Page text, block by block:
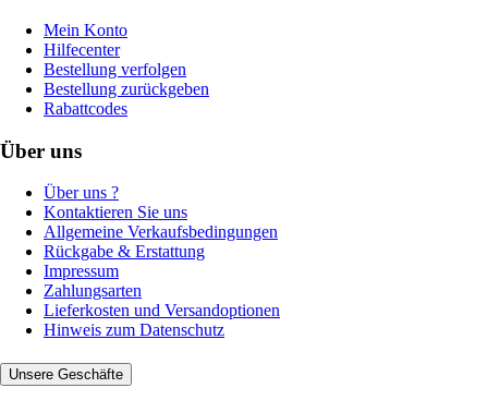
Mein Konto
Hilfecenter
Bestellung verfolgen
Bestellung zurückgeben
Rabattcodes
Über uns
Über uns ?
Kontaktieren Sie uns
Allgemeine Verkaufsbedingungen
Rückgabe & Erstattung
Impressum
Zahlungsarten
Lieferkosten und Versandoptionen
Hinweis zum Datenschutz
Unsere Geschäfte